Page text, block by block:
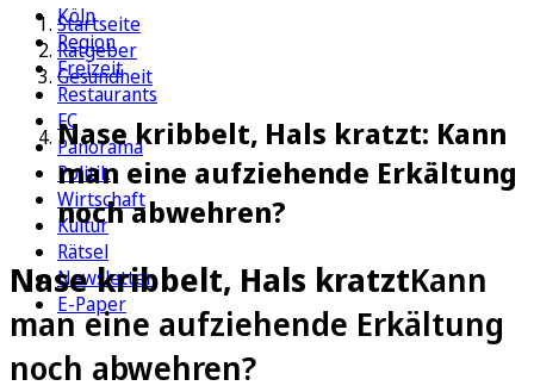
Köln
Region
Freizeit
Restaurants
FC
Panorama
Politik
Wirtschaft
Kultur
Rätsel
Newsletter
E-Paper
Startseite
Ratgeber
Gesundheit
Nase kribbelt, Hals kratzt: Kann
man eine aufziehende Erkältung
noch abwehren?
Nase kribbelt, Hals kratztKann
man eine aufziehende Erkältung
noch abwehren?